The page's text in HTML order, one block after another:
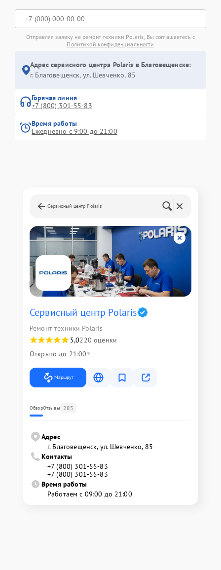
Отправляя заявку на ремонт техники Polaris, Вы соглашаетесь с
Политикой конфиденциальности
Адрес сервисного центра Polaris в Благовещенске:
г. Благовещенск, ул. Шевченко, 85
Горячая линия
+7 (800) 301-55-83
Время работы
Ежедневно с 9:00 до 21:00
Сервисный центр Polaris
Сервисный центр Polaris
Ремонт техники Polaris
5,0220 оценки
Открыто до 21:00
Маршрут
ОбзорОтзывы 285
Адрес
г. Благовещенск, ул. Шевченко, 85
Контакты
+7 (800) 301-55-83
+7 (800) 301-55-83
Время работы
Работаем с 09:00 до 21:00